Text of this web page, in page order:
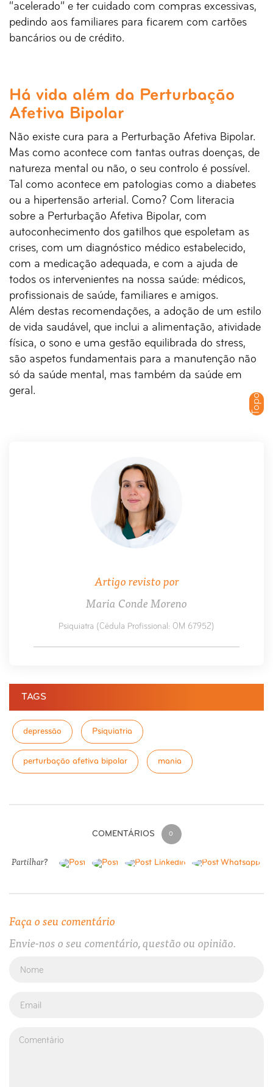
Topo
“acelerado” e ter cuidado com compras excessivas,
pedindo aos familiares para ficarem com cartões
bancários ou de crédito.
Há vida além da Perturbação
Afetiva Bipolar
Não existe cura para a Perturbação Afetiva Bipolar.
Mas como acontece com tantas outras doenças, de
natureza mental ou não, o seu controlo é possível.
Tal como acontece em patologias como a diabetes
ou a hipertensão arterial. Como? Com literacia
sobre a Perturbação Afetiva Bipolar, com
autoconhecimento dos gatilhos que espoletam as
crises, com um diagnóstico médico estabelecido,
com a medicação adequada, e com a ajuda de
todos os intervenientes na nossa saúde: médicos,
profissionais de saúde, familiares e amigos.
Além destas recomendações, a adoção de um estilo
de vida saudável, que inclui a alimentação, atividade
física, o sono e uma gestão equilibrada do stress,
são aspetos fundamentais para a manutenção não
só da saúde mental, mas também da saúde em
geral.
Artigo revisto por
Maria Conde Moreno
Psiquiatra (Cédula Profissional: OM 67952)
TAGS
depressão Psiquiatria
perturbação afetiva bipolar mania
COMENTÁRIOS 0
Partilhar?
Faça o seu comentário
Envie-nos o seu comentário, questão ou opinião.